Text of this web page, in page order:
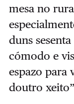
mesa no
duns
cómodo e
espazo para
doutro